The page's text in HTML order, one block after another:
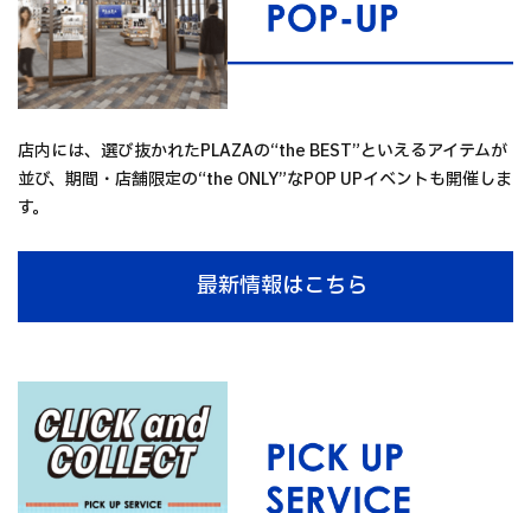
店内には、選び抜かれたPLAZAの“the BEST”といえるアイテムが
並び、期間・店舗限定の“the ONLY”なPOP UPイベントも開催しま
す。
最新情報はこちら